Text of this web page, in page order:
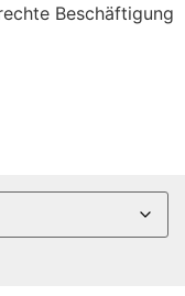
Beschäftigung